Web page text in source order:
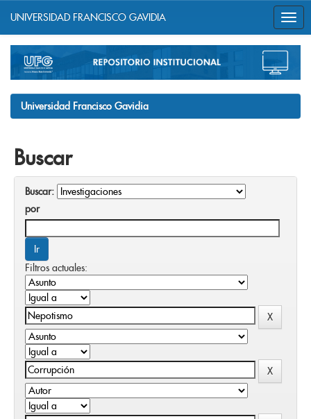
navigation
UNIVERSIDAD FRANCISCO GAVIDIA
Universidad Francisco Gavidia
Buscar
Buscar:
por
Filtros actuales: